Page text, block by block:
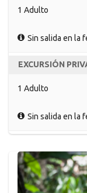
1 Adulto
Sin salida en la
EXCURSIÓN
1 Adulto
Sin salida en la